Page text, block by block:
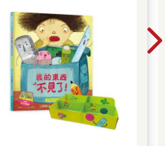
！真是太好了！ 🎉金石
一站購足！文具、書
起！👉文具滿777送80
1200回饋4%金幣